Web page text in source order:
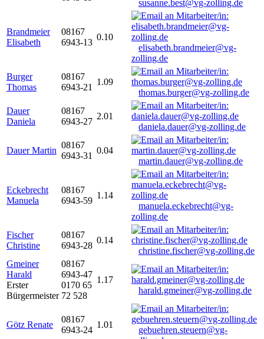
susanne.best@vg-zolling.de
Brandmeier
Elisabeth
08167
6943-13
0.10
elisabeth.brandmeier@vg-
zolling.de
Burger
Thomas
08167
6943-21
1.09
thomas.burger@vg-zolling.de
Dauer
Daniela
08167
6943-27
2.01
daniela.dauer@vg-zolling.de
Dauer Martin
08167
6943-31
0.04
martin.dauer@vg-zolling.de
Eckebrecht
Manuela
08167
6943-59
1.14
manuela.eckebrecht@vg-
zolling.de
Fischer
Christine
08167
6943-28
0.14
christine.fischer@vg-zolling.de
Gmeiner
Harald
Erster
Bürgermeister
08167
6943-47
0170 65
72 528
1.17
harald.gmeiner@vg-zolling.de
Götz Renate
08167
6943-24
1.01
gebuehren.steuern@vg-